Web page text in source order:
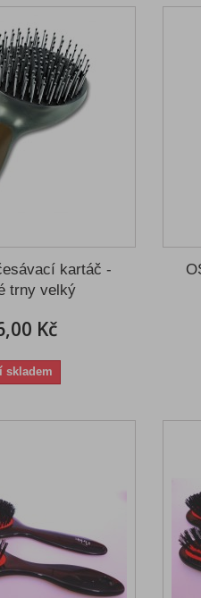
kartáč -
trny velký
Kč
skladem